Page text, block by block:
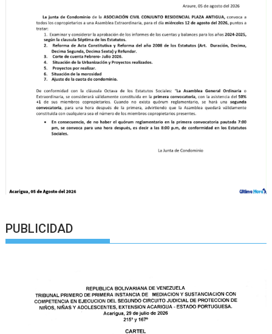
PUBLICIDAD